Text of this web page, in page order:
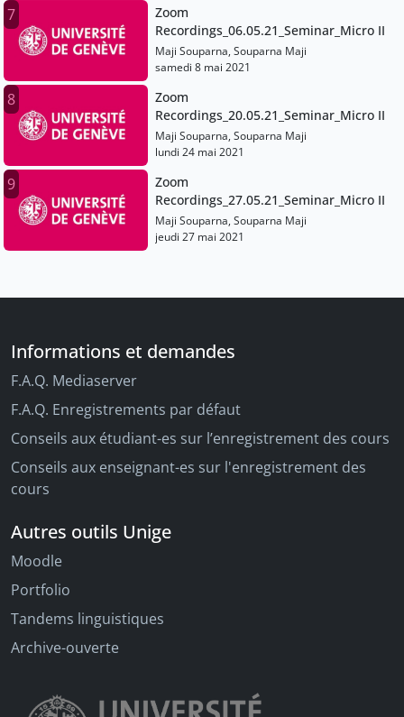
7
Zoom
Recordings_06.05.21_Seminar_Micro II
Maji Souparna, Souparna Maji
samedi 8 mai 2021
8
Zoom
Recordings_20.05.21_Seminar_Micro II
Maji Souparna, Souparna Maji
lundi 24 mai 2021
9
Zoom
Recordings_27.05.21_Seminar_Micro II
Maji Souparna, Souparna Maji
jeudi 27 mai 2021
Informations et demandes
F.A.Q. Mediaserver
F.A.Q. Enregistrements par défaut
Conseils aux étudiant-es sur l’enregistrement des cours
Conseils aux enseignant-es sur l'enregistrement des
cours
Autres outils Unige
Moodle
Portfolio
Tandems linguistiques
Archive-ouverte